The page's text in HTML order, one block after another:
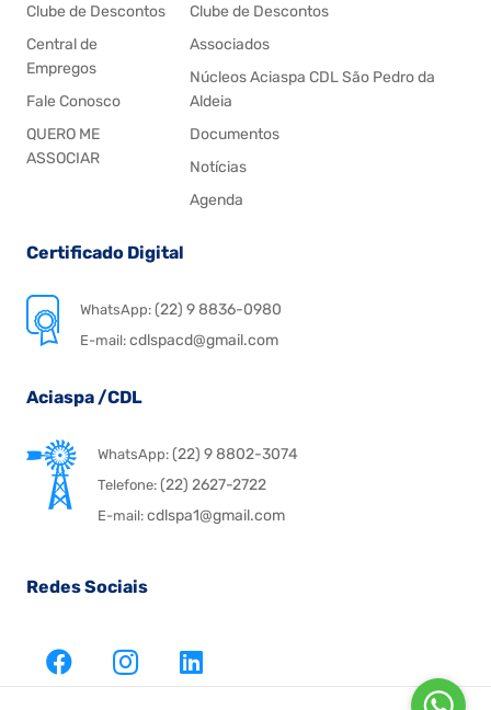
Clube de Descontos
Central de
Empregos
Fale Conosco
QUERO ME
ASSOCIAR
Clube de Descontos
Associados
Núcleos Aciaspa CDL São Pedro da
Aldeia
Documentos
Notícias
Agenda
Certificado Digital
WhatsApp:(22) 9 8836-0980
E-mail: cdlspacd@gmail.com
Aciaspa /CDL
WhatsApp:(22) 9 8802-3074
Telefone:(22) 2627-2722
E-mail:cdlspa1@gmail.com
Redes Sociais